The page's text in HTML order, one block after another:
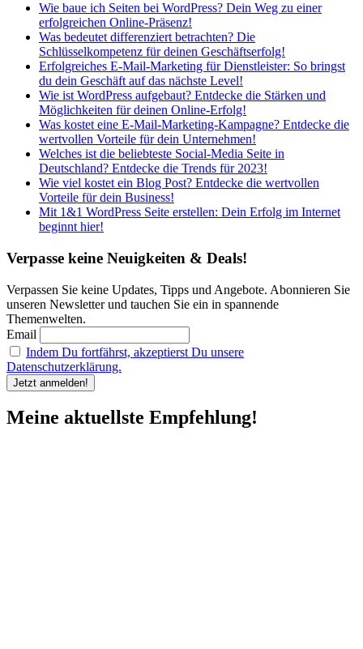
Wie baue ich Seiten bei WordPress? Dein Weg zu einer
erfolgreichen Online-Präsenz!
Was bedeutet differenziert betrachten? Die
Schlüsselkompetenz für deinen Geschäftserfolg!
Erfolgreiches E-Mail-Marketing für Dienstleister: So bringst
du dein Geschäft auf das nächste Level!
Wie ist WordPress aufgebaut? Entdecke die Stärken und
Möglichkeiten für deinen Online-Erfolg!
Was kostet eine E-Mail-Marketing-Kampagne? Entdecke die
wertvollen Vorteile für dein Unternehmen!
Welches ist die beliebteste Social-Media Seite in
Deutschland? Entdecke die Trends für 2023!
Wie viel kostet ein Blog Post? Entdecke die wertvollen
Vorteile für dein Business!
Mit 1&1 WordPress Seite erstellen: Dein Erfolg im Internet
beginnt hier!
Verpasse keine Neuigkeiten & Deals!
Verpassen Sie keine Updates, Tipps und Angebote. Abonnieren Sie
unseren Newsletter und tauchen Sie ein in spannende
Themenwelten.
Email
Indem Du fortfährst, akzeptierst Du unsere
Datenschutzerklärung.
Meine aktuellste Empfehlung!